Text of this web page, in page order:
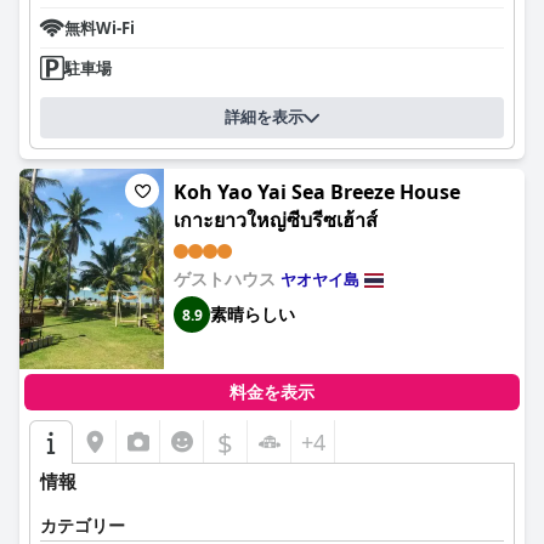
ベッドは、快適で清潔であると賞賛されており、安らかな睡眠に
貢献しています。硬さに関する意見はわずかに異なりますが、全
体的なコンセンサスは肯定的です。
要するに、コーヤオ・ビーチフロントは、優れたサービス、魅力
的な宿泊施設、そして絵のように美しいビーチフロントのロケー
ションを備えた、のどかで静かな隠れ家を提供し、リラックスと
コーヤオヤイの未開の美しさを体験するための強くお勧めの目的
地となっています。
無料Wi-Fi
駐車場
詳細を表示
Koh Yao Yai Sea Breeze House
เกาะยาวใหญ่ซีบรีซเฮ้าส์
ゲストハウス ヤオヤイ島
8.9 素晴らしい
料金を表示
$ +4
情報
カテゴリー